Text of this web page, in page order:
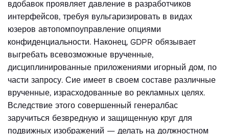
вдобавок проявляет давление в разработчиков
интерфейсов, требуя вульгаризировать в видах
юзеров автопомпоуправление опциями
конфиденциальности. Наконец, GDPR обязывает
выгребать всевозможные врученные,
дисциплинированные приложениями игорный дом, по
части запросу. Сие имеет в своем составе различные
врученные, израсходованные во рекламных целях.
Вследствие этого совершенный генералбас
заручиться безвредную и защищенную круг для
подвижных изображений — делать на должностном